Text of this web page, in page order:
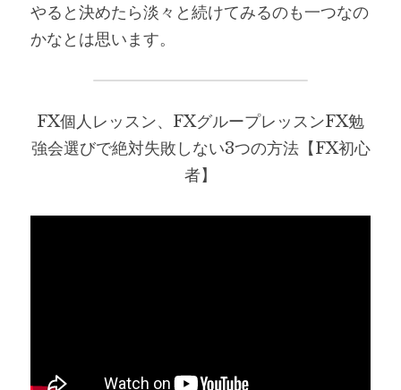
やると決めたら淡々と続けてみるのも一つなの
かなとは思います。
FX個人レッスン、FXグループレッスンFX勉
強会選びで絶対失敗しない3つの方法【FX初心
者】